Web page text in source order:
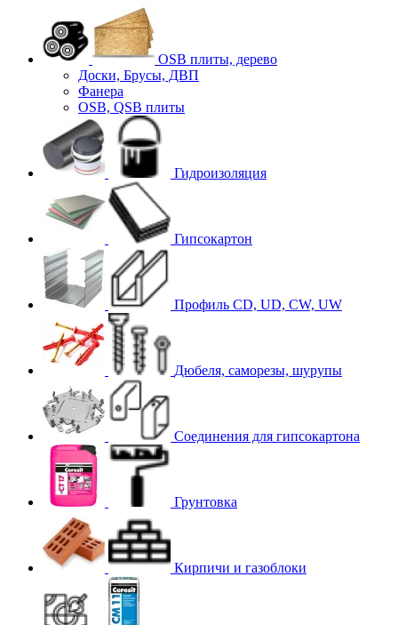
OSB плиты, дерево
Доски, Брусы, ДВП
Фанера
OSB, QSB плиты
Гидроизоляция
Гипсокартон
Профиль CD, UD, CW, UW
Дюбеля, саморезы, шурупы
Соединения для гипcокартона
Грунтовка
Кирпичи и газоблоки